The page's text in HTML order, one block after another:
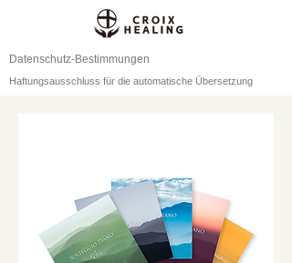
Datenschutz-Bestimmungen
Haftungsausschluss für die automatische Übersetzung